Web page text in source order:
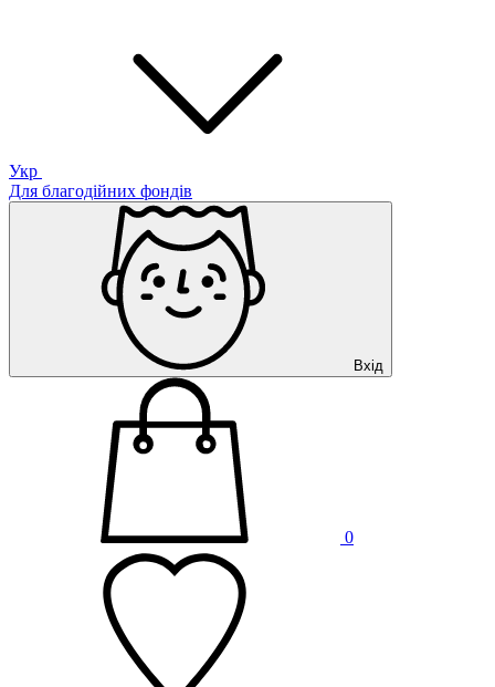
Укр
Для благодійних фондів
Вхід
0